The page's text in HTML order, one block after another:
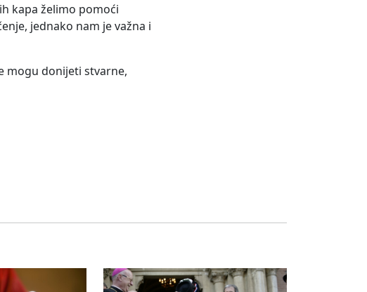
kapa želimo pomoći
jednako nam je važna i
mogu donijeti stvarne,